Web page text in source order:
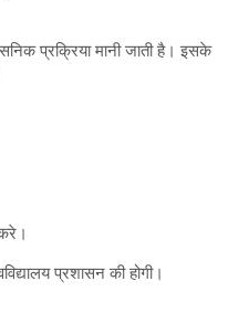
प्रक्रिया मानी जाती है। इसके
प्रशासन की होगी।